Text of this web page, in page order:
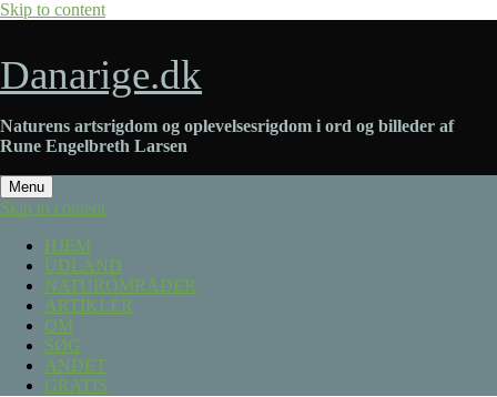
Skip to content
Danarige.dk
Naturens artsrigdom og oplevelsesrigdom i ord og billeder af
Rune Engelbreth Larsen
Menu
Skip to content
HJEM
UDLAND
NATUROMRÅDER
ARTIKLER
OM
SØG
ANDET
GRATIS